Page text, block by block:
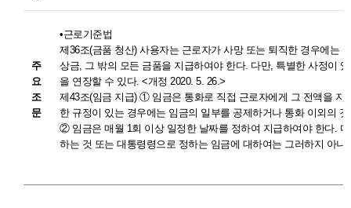
주
요
조
문
•근로기준법
제36조(금품 청산) 사용자는 근로자가 사망 또는 퇴직한 경우에는
상금, 그 밖의 모든 금품을 지급하여야 한다. 다만, 특별한 사정이
을 연장할 수 있다. <개정 2020. 5. 26.>
제43조(임금 지급) ① 임금은 통화로 직접 근로자에게 그 전액을 지
한 규정이 있는 경우에는 임금의 일부를 공제하거나 통화 이외의
② 임금은 매월 1회 이상 일정한 날짜를 정하여 지급하여야 한다.
하는 것 또는 대통령령으로 정하는 임금에 대하여는 그러하지 아니